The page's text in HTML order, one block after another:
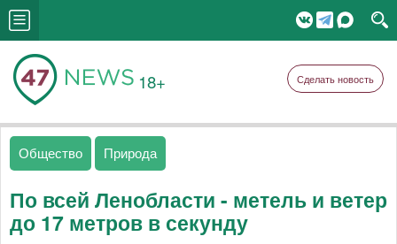
18+ Сделать новость
Общество Природа
По всей Ленобласти - метель и ветер
до 17 метров в секунду